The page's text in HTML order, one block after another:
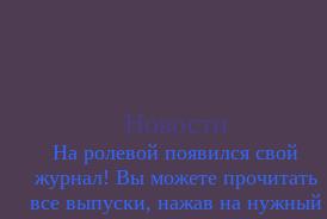
Новости
На ролевой появился свой
журнал! Вы можете прочитать
все выпуски, нажав на нужный